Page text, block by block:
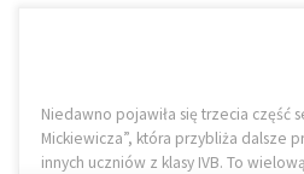
Niedawno pojawiła się trzecia część
Mickiewicza”, która przybliża dalsze
innych uczniów z klasy IVB. To